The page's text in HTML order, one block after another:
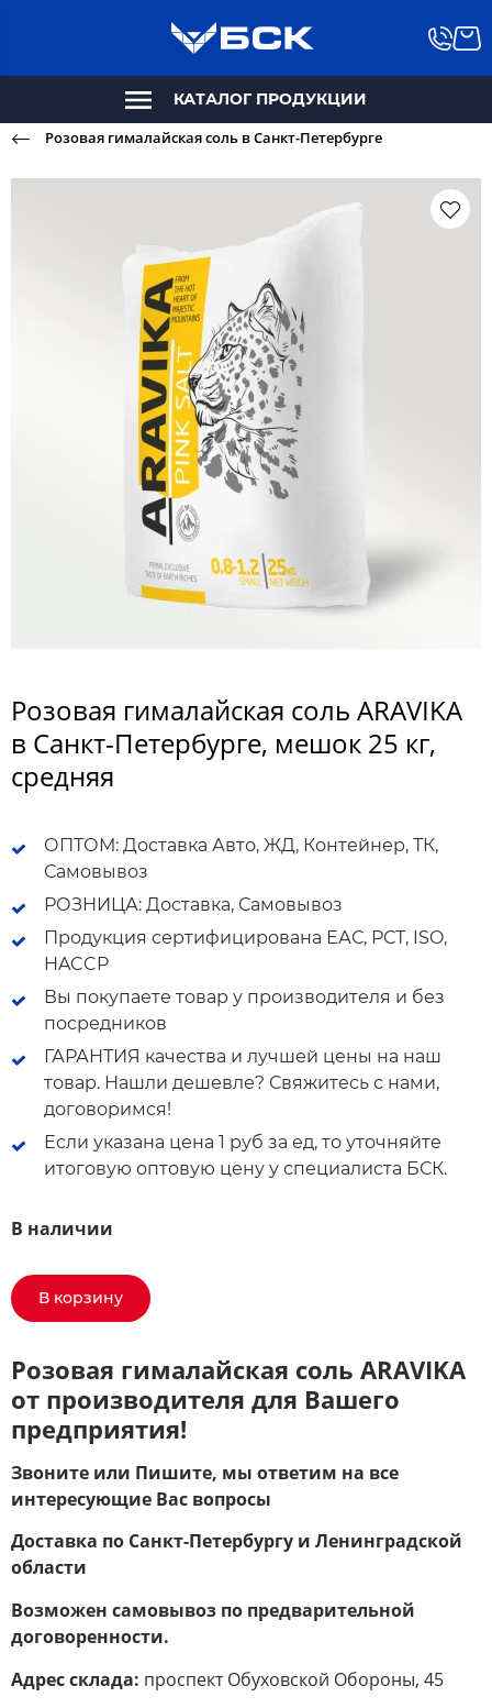
КАТАЛОГ ПРОДУКЦИИ
Розовая гималайская соль в Санкт-Петербурге
Розовая гималайская соль ARAVIKA
в Санкт-Петербурге, мешок 25 кг,
средняя
ОПТОМ: Доставка Авто, ЖД, Контейнер, ТК,
Самовывоз
РОЗНИЦА: Доставка, Самовывоз
Продукция сертифицирована ЕАС, РСТ, ISO,
HACCP
Вы покупаете товар у производителя и без
посредников
ГАРАНТИЯ качества и лучшей цены на наш
товар. Нашли дешевле? Свяжитесь с нами,
договоримся!
Если указана цена 1 руб за ед, то уточняйте
итоговую оптовую цену у специалиста БСК.
В наличии
В корзину
Розовая гималайская соль ARAVIKA
от производителя для Вашего
предприятия!
Звоните или Пишите, мы ответим на все
интересующие Вас вопросы
Доставка по Санкт-Петербургу и Ленинградской
области
Возможен самовывоз по предварительной
договоренности.
Адрес склада: проспект Обуховской Обороны, 45